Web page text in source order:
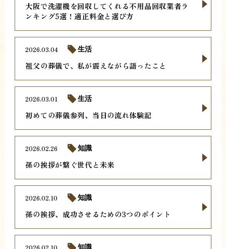
大阪で洗濯機を回収してくれる不用品回収業者ラ
ンキング5選！適正料金と選び方
祖父の葬儀で、私が震えながら語ったこと
2026.03.04 生活
初めての葬儀参列、当日の流れ体験記
2026.03.01 生活
孫の挨拶が繋ぐ世代と未来
2026.02.26 知識
孫の挨拶、成功させるための3つのポイント
2026.02.10 知識
知識